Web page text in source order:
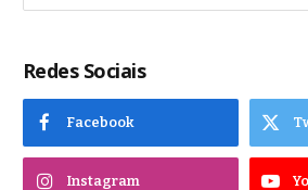
Redes Sociais
Facebook
Instagram